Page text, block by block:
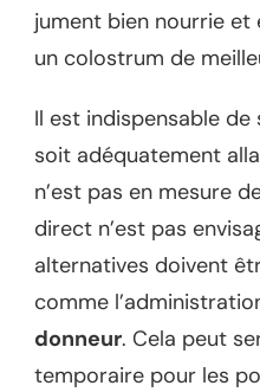
jument bien nourrie
un colostrum de
Il est indispensable de
soit adéquatement
n’est pas en mesure
direct n’est pas
alternatives doivent
comme
donneur. Cela peut
temporaire pour les